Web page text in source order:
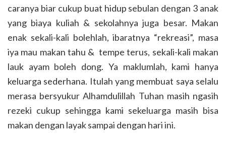
caranya biar cukup buat hidup sebulan dengan 3 anak
yang biaya kuliah & sekolahnya juga besar. Makan
enak sekali-kali bolehlah, ibaratnya “rekreasi”, masa
iya mau makan tahu & tempe terus, sekali-kali makan
lauk ayam boleh dong. Ya maklumlah, kami hanya
keluarga sederhana. Itulah yang membuat saya selalu
merasa bersyukur Alhamdulillah Tuhan masih ngasih
rezeki cukup sehingga kami sekeluarga masih bisa
makan dengan layak sampai dengan hari ini.